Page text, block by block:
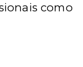
como